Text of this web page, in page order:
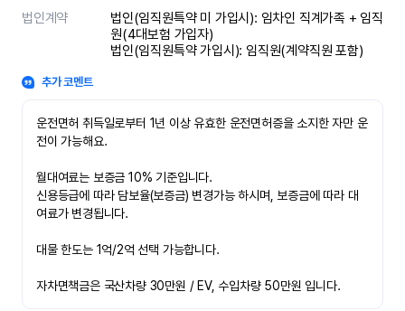
법인계약
법인(임직원특약 미 가입시): 임차인 직계가족 + 임직
원(4대보험 가입자)
법인(임직원특약 가입시): 임직원(계약직원 포함)
추가 코멘트
운전면허 취득일로부터 1년 이상 유효한 운전면허증을 소지한 자만 운
전이 가능해요.
월대여료는 보증금 10% 기준입니다.
신용등급에 따라 담보율(보증금) 변경가능 하시며, 보증금에 따라 대
여료가 변경됩니다.
대물 한도는 1억/2억 선택 가능합니다.
자차면책금은 국산차량 30만원 / EV, 수입차량 50만원 입니다.